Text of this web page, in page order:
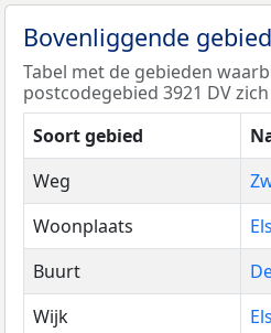
Bovenliggende
Tabel met de gebieden
postcodegebied 3921 DV
Soort gebied
Weg
Woonplaats
Buurt
Wijk